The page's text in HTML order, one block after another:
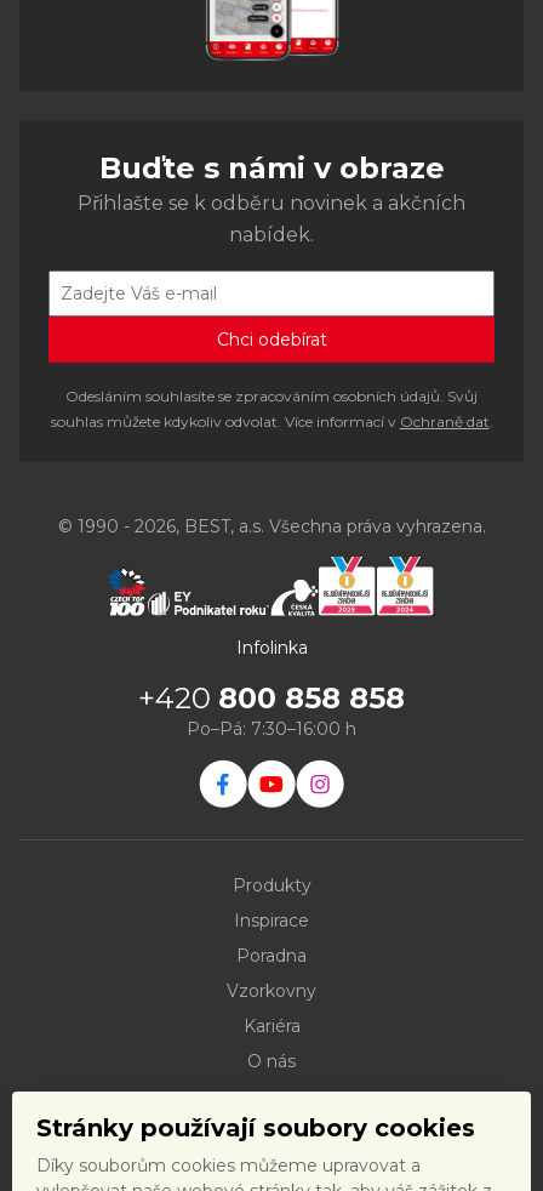
Stránky používají soubory cookies
Díky souborům cookies můžeme upravovat a
Buďte s námi v obraze
Přihlašte se k odběru novinek a akčních
nabídek.
Odesláním souhlasíte se zpracováním osobních údajů. Svůj
souhlas můžete kdykoliv odvolat. Více informací v Ochraně dat.
© 1990 - 2026, BEST, a.s. Všechna práva vyhrazena.
Infolinka
+420 800 858 858
Po–Pá: 7:30–16:00 h
Produkty
Inspirace
Poradna
Vzorkovny
Kariéra
O nás
Dokumenty ke stažení
Doprava